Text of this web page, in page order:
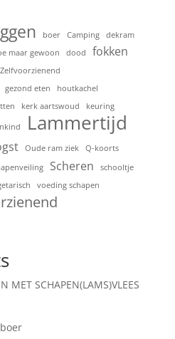
boer Camping
dekram
maar gewoon dood
fokken
gezond eten
houtkachel
kerk aartswoud keuring
Lammertijd
Oude ram ziek
Q-koorts
Scheren
schooltje
voeding schapen
MET SCHAPEN(LAMS)VLEES